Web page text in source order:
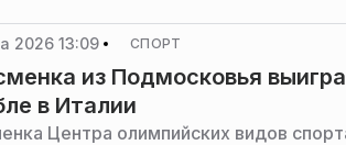
2026 13:09 СПОРТ
из Подмосковья
в Италии
Центра олимпийских видов